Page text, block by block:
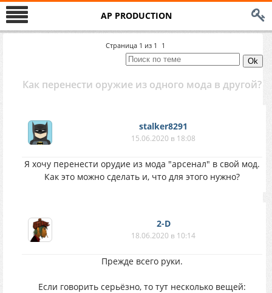
AP PRODUCTION
Страница 1 из 1 1
Как перенести оружие из одного мода в другой?
stalker8291
15.06.2020 в 18:08
Я хочу перенести орудие из мода "арсенал" в свой мод.
Как это можно сделать и, что для этого нужно?
2-D
18.06.2020 в 10:14
Прежде всего руки.
Если говорить серьёзно, то тут несколько вещей: